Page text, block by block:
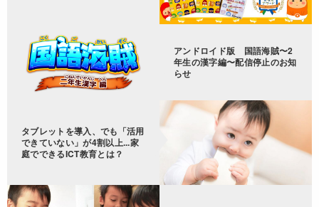
アンドロイド版 国語海賊〜2
年生の漢字編〜配信停止のお知
らせ
タブレットを導入、でも「活用
できていない」が4割以上...家
庭でできるICT教育とは？